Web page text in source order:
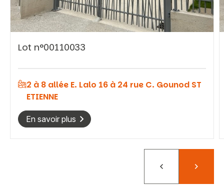
Vous recherchez&nbsp;:
Rechercher
Lot n°00110033
2 à 8 allée E. Lalo 16 à 24 rue C. Gounod ST
ETIENNE
En savoir plus
PrécédentSuivant